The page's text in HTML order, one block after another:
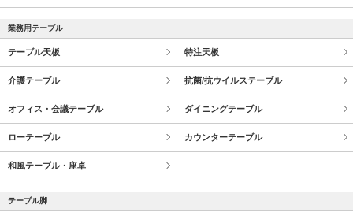
業務用テーブル
テーブル天板 特注天板
介護テーブル 抗菌/抗ウイルステーブル
オフィス・会議テーブル ダイニングテーブル
ローテーブル カウンターテーブル
和風テーブル・座卓
テーブル脚